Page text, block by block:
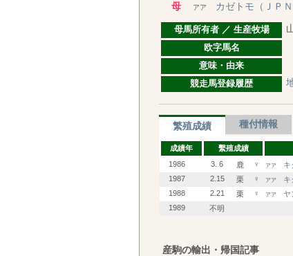
母
アア カゼトモ（ＪＰＮ
母馬所有者 ／ 生産牧場
欧字馬名
意味・由来
競走馬登録履歴
繁殖成績 種付情報
成績年 繫殖成績
1986
3. 6 鹿 ♀ アア キ
1987
2.15 栗 ♀ アア キ
1988
2.21 栗 ♀ アア ヤ
1989
不明
産駒の輸出・帰国記事